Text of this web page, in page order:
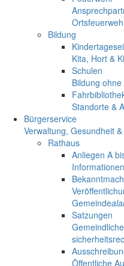
Bildung
Kita, Hort &
Schulen
Bildung
Standorte &
Bürgerservice
Verwaltung, Gesundheit
Rathaus
Anliegen A
Gemeinde
Satzungen
Öffentliche